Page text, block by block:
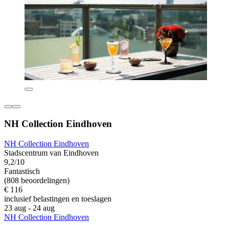
NH Collection Eindhoven
NH Collection Eindhoven
Stadscentrum van Eindhoven
9,2/10
Fantastisch
(808 beoordelingen)
€ 116
inclusief belastingen en toeslagen
23 aug - 24 aug
NH Collection Eindhoven